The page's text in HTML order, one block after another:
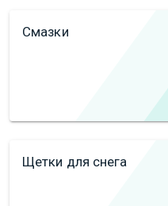
Смазки
Щетки для снега